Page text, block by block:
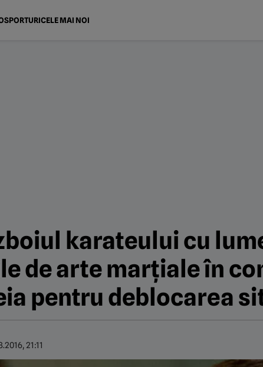
SPORTURICELE MAI NOI
karateului cu
de arte marțiale în
pentru deblocarea
21:11